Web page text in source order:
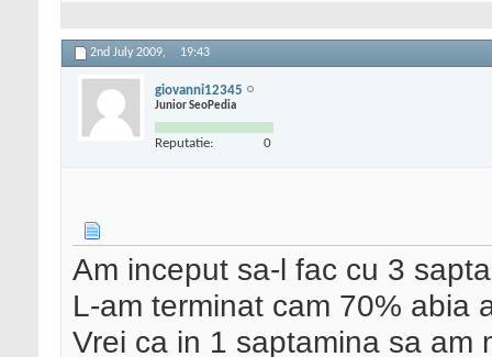
2nd July 2009, 19:43
giovanni12345
Junior SeoPedia
Reputatie: 0
Am inceput sa-l fac cu 3
L-am terminat cam 70% abia
Vrei ca in 1 saptamina sa am